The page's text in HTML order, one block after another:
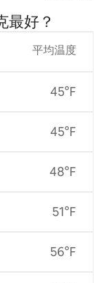
最好？
平均温度
45°F
45°F
48°F
51°F
56°F